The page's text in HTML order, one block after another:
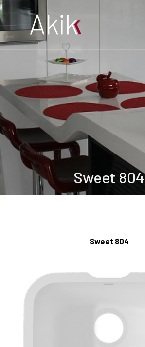
Ürünler
Hakkımızda
Galeri
Referanslar
İletişim
Sweet 804
Sweet 804